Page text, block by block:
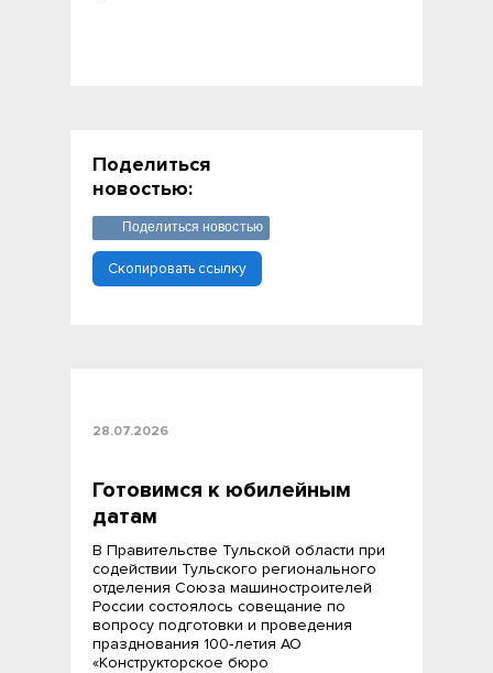
28.07.2026
Готовимся к юбилейным
датам
В Правительстве Тульской области при
содействии Тульского регионального
отделения Союза машиностроителей
России состоялось совещание по
вопросу подготовки и проведения
празднования 100‑летия АО
«Конструкторское бюро
Поделиться
новостью:
Поделиться новостью
Скопировать ссылку